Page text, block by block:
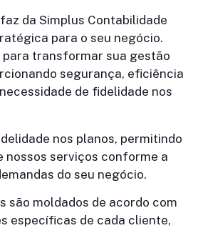
da Simplus Contabilidade
para o seu negócio.
para transformar sua gestão
segurança, eficiência
de fidelidade nos
nos planos, permitindo
nossos serviços conforme a
do seu negócio.
são moldados de acordo com
específicas de cada cliente,